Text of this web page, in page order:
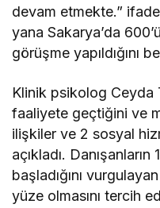
devam etmekte.”
yana Sakarya’da
görüşme yapıldığını
Klinik psikolog Ceyda
faaliyete geçtiğini ve
ilişkiler ve 2 sosyal
açıkladı.
başladığını
yüze olmasını tercih